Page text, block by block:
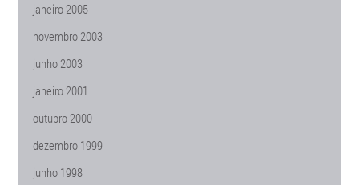
janeiro 2005
novembro 2003
junho 2003
janeiro 2001
outubro 2000
dezembro 1999
junho 1998